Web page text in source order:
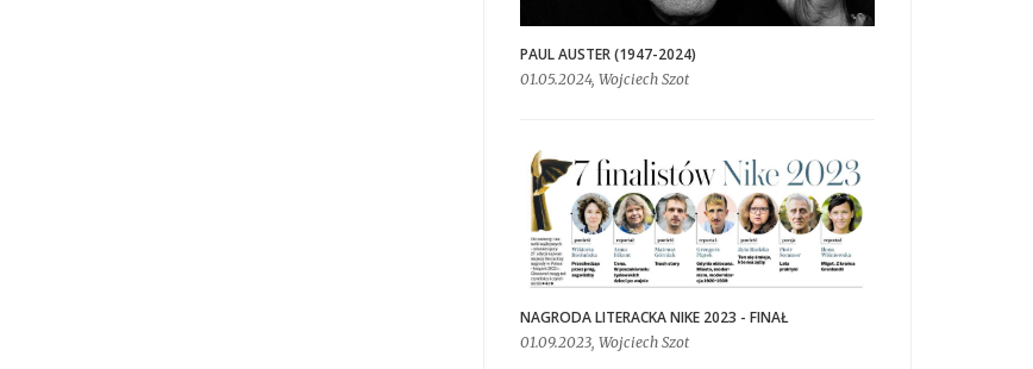
PAUL AUSTER (1947-2024)
01.05.2024, Wojciech Szot
NAGRODA LITERACKA NIKE 2023 - FINAŁ
01.09.2023, Wojciech Szot